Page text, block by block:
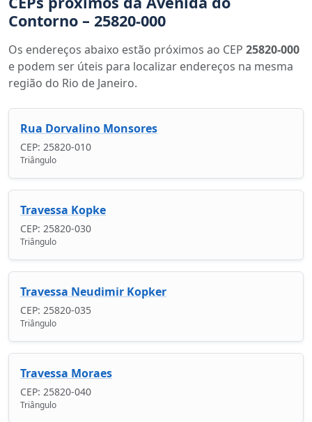
Contorno – 25820-000
Os endereços abaixo estão próximos ao CEP 25820-000
e podem ser úteis para localizar endereços na mesma
região do Rio de Janeiro.
Rua Dorvalino Monsores
CEP: 25820-010
Triângulo
Travessa Kopke
CEP: 25820-030
Triângulo
Travessa Neudimir Kopker
CEP: 25820-035
Triângulo
Travessa Moraes
CEP: 25820-040
Triângulo